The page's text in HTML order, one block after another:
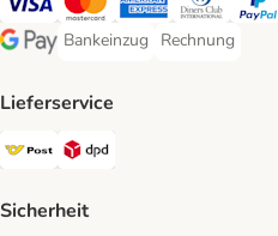
Visa Payment Method
MasterCard Payment Method
American Express
Diners Club
Google Pay Payment Method
Bankeinzug
Bankeinzug Payment Method
Rechnung
Rechnung
Lieferservice
Österreichische Post
Sicherheit